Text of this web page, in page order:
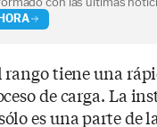
rango tiene una
de carga. La
es una parte de